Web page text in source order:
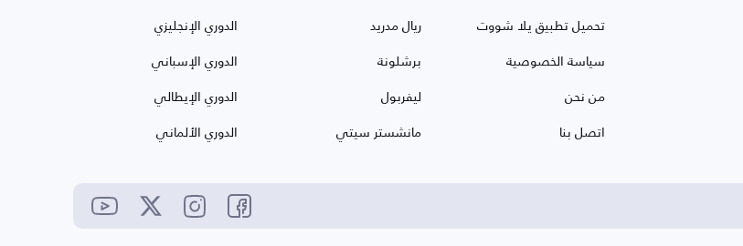
تحميل تطبيق يلا شووت
سياسة الخصوصية
من نحن
اتصل بنا
ريال مدريد
برشلونة
ليفربول
مانشستر سيتي
الدوري الإنجليزي
الدوري الإسباني
الدوري الإيطالي
الدوري الألماني